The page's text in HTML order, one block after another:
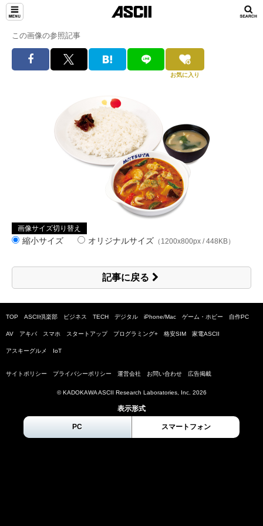
この画像の参照記事
お気に入り
画像サイズ切り替え
縮小サイズ オリジナルサイズ （1200x800px / 448KB）
記事に戻る
TOP ASCII倶楽部 ビジネス TECH デジタル iPhone/Mac ゲーム・ホビー 自作PC
AV アキバ スマホ スタートアップ プログラミング+ 格安SIM 家電ASCII
アスキーグルメ IoT
サイトポリシー プライバシーポリシー 運営会社 お問い合わせ 広告掲載
© KADOKAWA ASCII Research Laboratories, Inc. 2026
表示形式
PC スマートフォン